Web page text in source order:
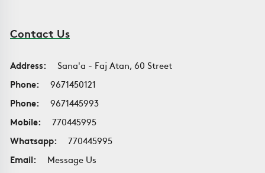
Contact Us
Address:
Sana'a - Faj Atan, 60 Street
Phone:
9671450121
Phone:
9671445993
Mobile:
770445995
Whatsapp:
770445995
Email:
Message Us